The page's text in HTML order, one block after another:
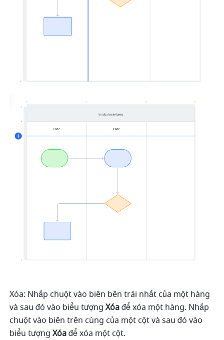
Xóa: Nhấp chuột vào biên bên trái nhất của một hàng
và sau đó vào biểu tượng Xóa để xóa một hàng. Nhấp
chuột vào biên trên cùng của một cột và sau đó vào
biểu tượng Xóa để xóa một cột.